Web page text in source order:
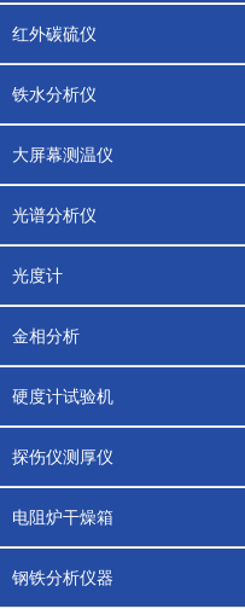
红外碳硫仪
铁水分析仪
大屏幕测温仪
光谱分析仪
光度计
金相分析
硬度计试验机
探伤仪测厚仪
电阻炉干燥箱
钢铁分析仪器